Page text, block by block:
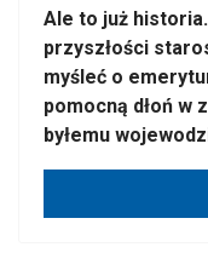
Ale to już
przyszłości
myśleć o
pomocną dłoń w
byłemu